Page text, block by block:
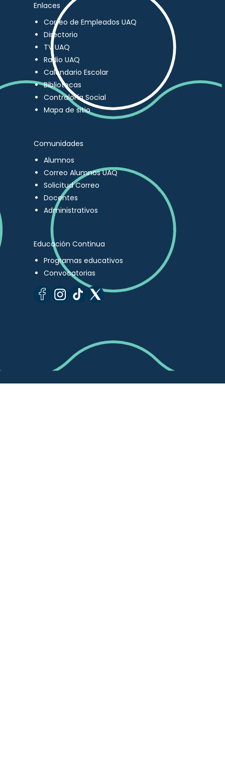
Enlaces
Correo de Empleados UAQ
Directorio
TV UAQ
Radio UAQ
Calendario Escolar
Bibliotecas
Contraloría Social
Mapa de sitio
Comunidades
Alumnos
Correo Alumnos UAQ
Solicitud Correo
Docentes
Administrativos
Educación Continua
Programas educativos
Convocatorias